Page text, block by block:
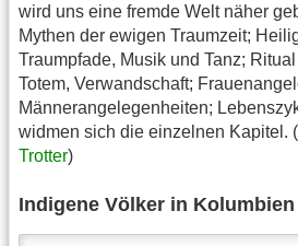
wird uns eine fremde Welt näher
Mythen der ewigen Traumzeit;
Traumpfade, Musik und Tanz;
Totem, Verwandschaft;
Männerangelegenheiten;
widmen sich die einzelnen Kapitel. (
Trotter)
Indigene Völker in Kolumbien